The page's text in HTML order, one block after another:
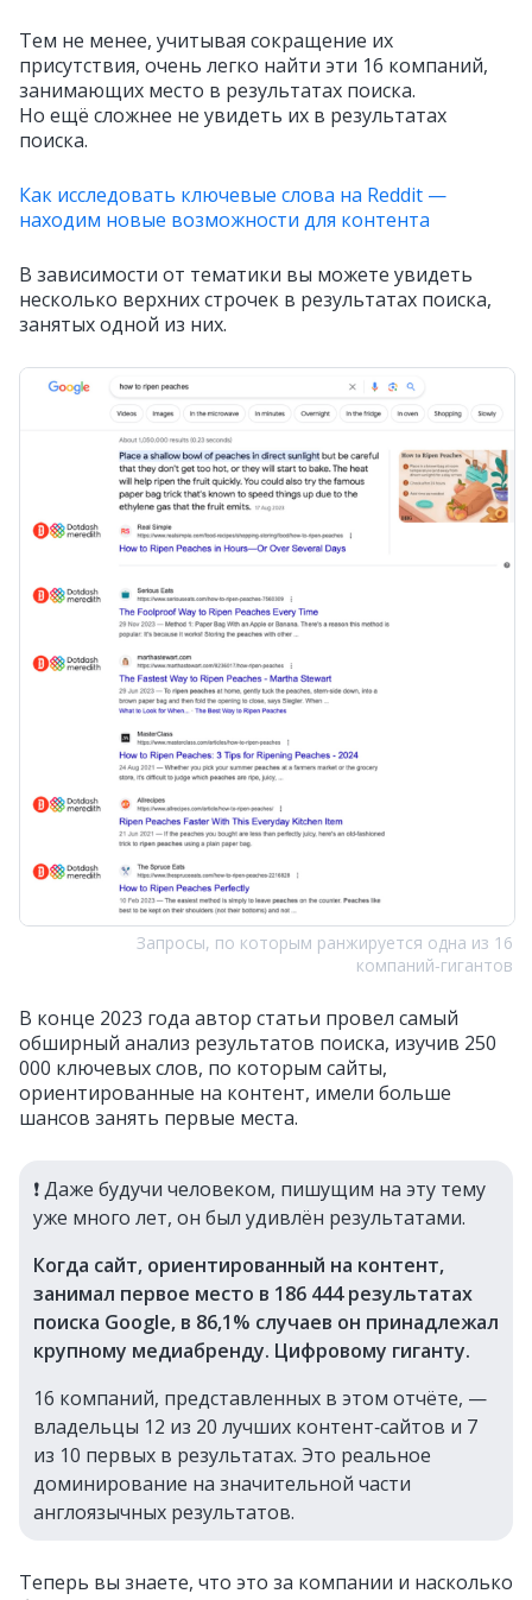
Тем не менее, учитывая сокращение их
присутствия, очень легко найти эти 16 компаний,
занимающих место в результатах поиска.
Но ещё сложнее не увидеть их в результатах
поиска.
Как исследовать ключевые слова на Reddit —
находим новые возможности для контента
В зависимости от тематики вы можете увидеть
несколько верхних строчек в результатах поиска,
занятых одной из них.
Запросы, по которым ранжируется одна из 16
компаний‑гигантов
В конце 2023 года автор статьи провел самый
обширный анализ результатов поиска, изучив 250
000 ключевых слов, по которым сайты,
ориентированные на контент, имели больше
шансов занять первые места.
❗️ Даже будучи человеком, пишущим на эту тему
уже много лет, он был удивлён результатами.
Когда сайт, ориентированный на контент,
занимал первое место в 186 444 результатах
поиска Google, в 86,1% случаев он принадлежал
крупному медиабренду. Цифровому гиганту.
16 компаний, представленных в этом отчёте, —
владельцы 12 из 20 лучших контент‑сайтов и 7
из 10 первых в результатах. Это реальное
доминирование на значительной части
англоязычных результатов.
Теперь вы знаете, что это за компании и насколько